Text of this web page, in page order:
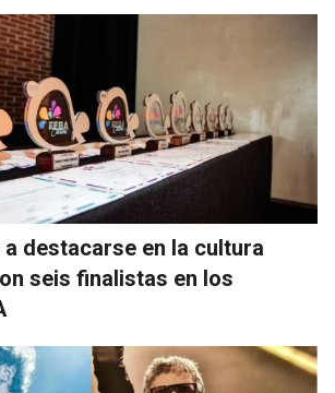
destacarse en la cultura
seis finalistas en los